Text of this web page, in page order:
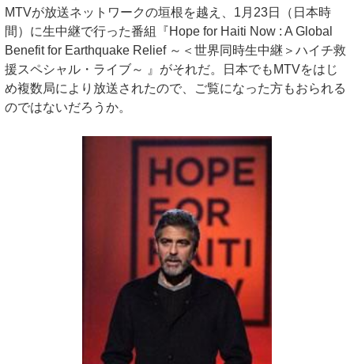
MTVが放送ネットワークの垣根を越え、1月23日（日本時
間）に生中継で行った番組『Hope for Haiti Now : A Global
Benefit for Earthquake Relief ～＜世界同時生中継＞ハイチ救
援スペシャル・ライブ～ 』がそれだ。日本でもMTVをはじ
め複数局により放送されたので、ご覧になった方もおられる
のではないだろうか。